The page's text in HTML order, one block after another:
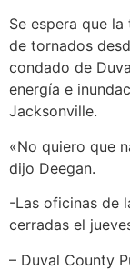
Se espera que
de tornados
condado de
energía e
Jacksonville.
«No quiero que
dijo Deegan.
-Las oficinas de
cerradas el
– Duval County